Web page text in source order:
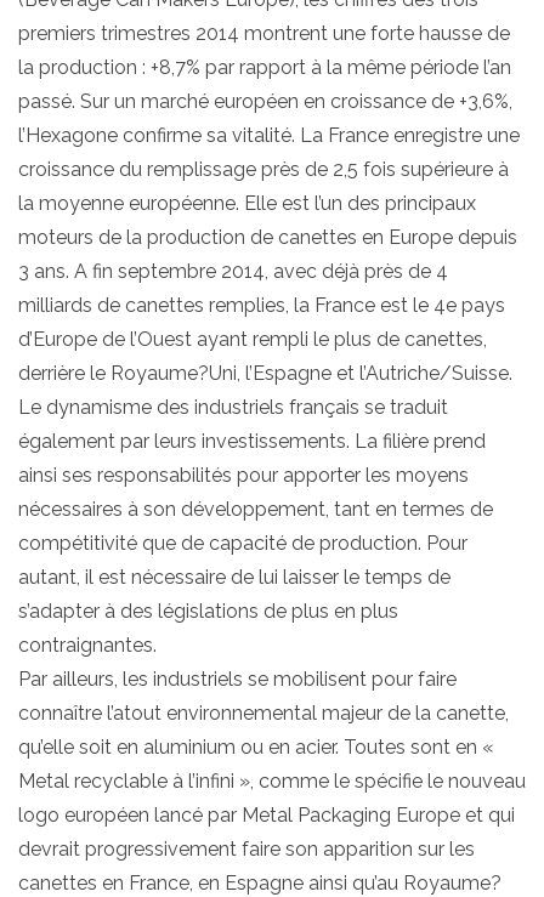
premiers trimestres 2014 montrent une forte hausse de
la production : +8,7% par rapport à la même période l’an
passé. Sur un marché européen en croissance de +3,6%,
l’Hexagone confirme sa vitalité. La France enregistre une
croissance du remplissage près de 2,5 fois supérieure à
la moyenne européenne. Elle est l’un des principaux
moteurs de la production de canettes en Europe depuis
3 ans. A fin septembre 2014, avec déjà près de 4
milliards de canettes remplies, la France est le 4e pays
d’Europe de l’Ouest ayant rempli le plus de canettes,
derrière le Royaume?Uni, l’Espagne et l’Autriche/Suisse.
Le dynamisme des industriels français se traduit
également par leurs investissements. La filière prend
ainsi ses responsabilités pour apporter les moyens
nécessaires à son développement, tant en termes de
compétitivité que de capacité de production. Pour
autant, il est nécessaire de lui laisser le temps de
s’adapter à des législations de plus en plus
contraignantes.
Par ailleurs, les industriels se mobilisent pour faire
connaître l’atout environnemental majeur de la canette,
qu’elle soit en aluminium ou en acier. Toutes sont en «
Metal recyclable à l’infini », comme le spécifie le nouveau
logo européen lancé par Metal Packaging Europe et qui
devrait progressivement faire son apparition sur les
canettes en France, en Espagne ainsi qu’au Royaume?